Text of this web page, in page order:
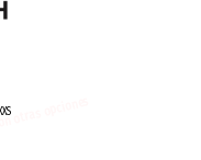
opciones